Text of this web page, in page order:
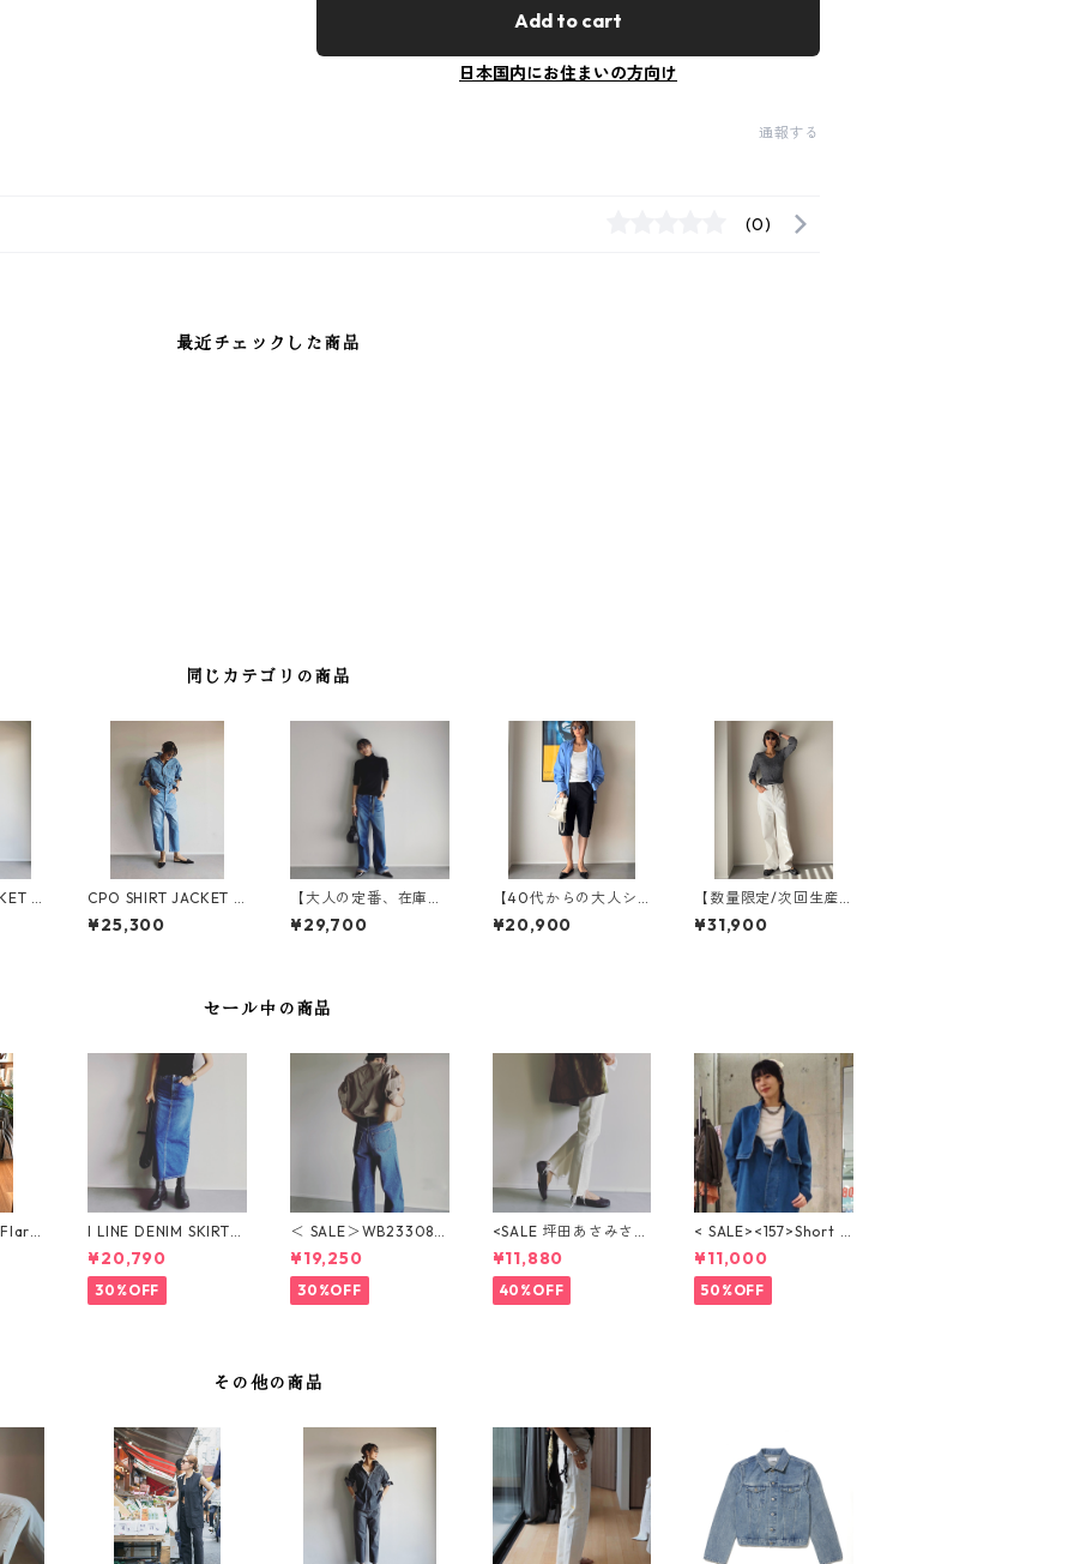
Add to cart
日本国内にお住まいの方向け
通報する
(0)
最近チェックした商品
同じカテゴリの商品
/
CPO SHIRT JACKET /
CPO シャツジャケッ
ト / WB25106-LIGHT
¥25,300
【大人の定番、在庫限
り】SALUU サルー /
WB24314-MID BLUE
¥29,700
【40代からの大人シ
ョートパンツ】Marin
e Shorts/ マリンショ
¥20,900
【数量限定/次回生産
未定】SALUU サルー
/ WB25309-WHITE
¥31,900
セール中の商品
I LINE DENIM SKIRT
（ＷB23316-MID BL
UE）Iライン デニムス
カート
¥20,790
30%OFF
＜ SALE＞WB23308-
MID BLUE BULLET D
ENIM（MID BLUE）ブ
レットデニム
¥19,250
30%OFF
<SALE 坪田あさみさん
コラボ＞BOOTY DENI
M（WHITE）ブーティ
フレアデニム
¥11,880
40%OFF
< SALE><157>Short Z
ip Up Jacket / ショー
トジップアップジャケ
ット【BLUE HEAVE
N】WBN4124
¥11,000
50%OFF
その他の商品